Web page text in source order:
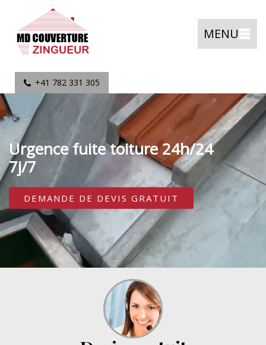
MENU
+41 782 331 305
Urgence fuite toiture 24h/24
7j/7
DEMANDE DE DEVIS GRATUIT